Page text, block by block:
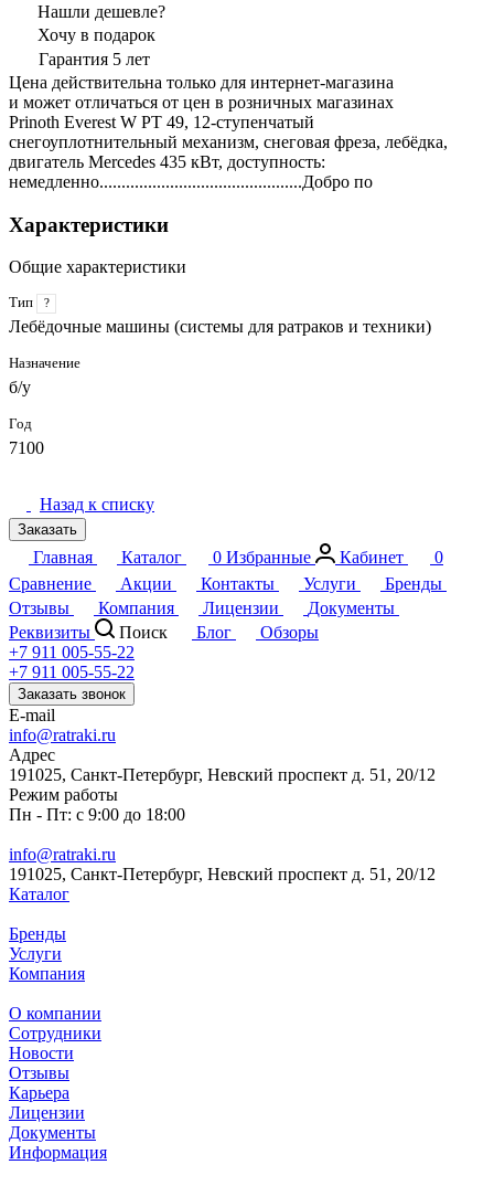
Нашли дешевле?
Хочу в подарок
Гарантия 5 лет
Цена действительна только для интернет-магазина
и может отличаться от цен в розничных магазинах
Prinoth Everest W PT 49, 12-ступенчатый
снегоуплотнительный механизм, снеговая фреза, лебёдка,
двигатель Mercedes 435 кВт, доступность:
немедленно..............................................Добро по
Характеристики
Общие характеристики
Тип ?
Лебёдочные машины (системы для ратраков и техники)
Назначение
б/у
Год
7100
Назад к списку
Заказать
Главная Каталог 0 Избранные Кабинет
0
Сравнение
Акции Контакты Услуги
Бренды
Отзывы
Компания Лицензии
Документы
Реквизиты
Поиск Блог
Обзоры
+7 911 005-55-22
+7 911 005-55-22
Заказать звонок
E-mail
info@ratraki.ru
Адрес
191025, Санкт-Петербург, Невский проспект д. 51, 20/12
Режим работы
Пн - Пт: с 9:00 до 18:00
info@ratraki.ru
191025, Санкт-Петербург, Невский проспект д. 51, 20/12
Каталог
Бренды
Услуги
Компания
О компании
Сотрудники
Новости
Отзывы
Карьера
Лицензии
Документы
Информация